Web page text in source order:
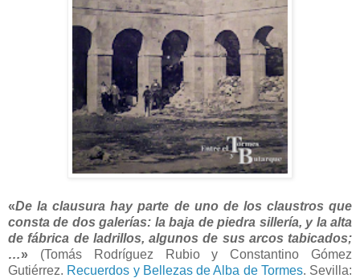
«De la clausura hay parte de uno de los claustros que
consta de dos galerías: la baja de piedra sillería, y la alta
de fábrica de ladrillos, algunos de sus arcos tabicados;
…»
(Tomás Rodríguez Rubio y Constantino Gómez
Gutiérrez. Recuerdos y Bellezas de Alba de Tormes. Sevilla: